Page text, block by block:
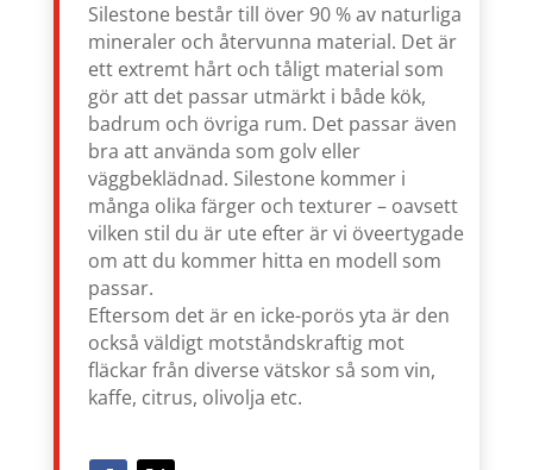
Silestone består till över 90 % av naturliga
mineraler och återvunna material. Det är
ett extremt hårt och tåligt material som
gör att det passar utmärkt i både kök,
badrum och övriga rum. Det passar även
bra att använda som golv eller
väggbeklädnad. Silestone kommer i
många olika färger och texturer – oavsett
vilken stil du är ute efter är vi öveertygade
om att du kommer hitta en modell som
passar.
Eftersom det är en icke-porös yta är den
också väldigt motståndskraftig mot
fläckar från diverse vätskor så som vin,
kaffe, citrus, olivolja etc.